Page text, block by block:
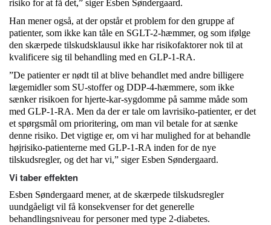
risiko for at få det,” siger Esben Søndergaard.
Han mener også, at der opstår et problem for den gruppe af
patienter, som ikke kan tåle en SGLT-2-hæmmer, og som ifølge
den skærpede tilskudsklausul ikke har risikofaktorer nok til at
kvalificere sig til behandling med en GLP-1-RA.
”De patienter er nødt til at blive behandlet med andre billigere
lægemidler som SU-stoffer og DDP-4-hæmmere, som ikke
sænker risikoen for hjerte-kar-sygdomme på samme måde som
med GLP-1-RA. Men da der er tale om lavrisiko-patienter, er det
et spørgsmål om prioritering, om man vil betale for at sænke
denne risiko. Det vigtige er, om vi har mulighed for at behandle
højrisiko-patienterne med GLP-1-RA inden for de nye
tilskudsregler, og det har vi,” siger Esben Søndergaard.
Vi taber effekten
Esben Søndergaard mener, at de skærpede tilskudsregler
uundgåeligt vil få konsekvenser for det generelle
behandlingsniveau for personer med type 2-diabetes.